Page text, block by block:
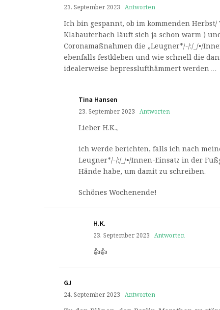
23. September 2023 Antworten
Ich bin gespannt, ob im kommenden Herbst/
Klabauterbach läuft sich ja schon warm )
Coronamaßnahmen die „Leugner*/-/:/_/•/
ebenfalls festkleben und wie schnell die
idealerweise bepresslufthämmert werden …
Tina Hansen
23. September 2023 Antworten
Lieber H.K.,
ich werde berichten, falls ich nach
Leugner*/-/:/_/•/Innen-Einsatz in der
Hände habe, um damit zu schreiben.
Schönes Wochenende!
H.K.
23. September 2023 Antworten
👍👍
GJ
24. September 2023 Antworten